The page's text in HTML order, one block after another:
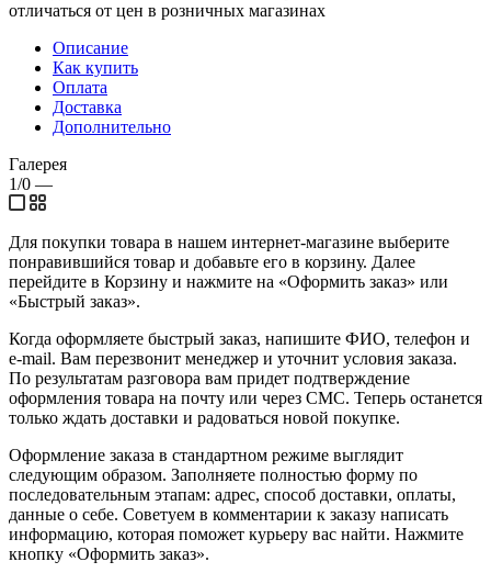
отличаться от цен в розничных магазинах
Описание
Как купить
Оплата
Доставка
Дополнительно
Галерея
1/0 —
Для покупки товара в нашем интернет-магазине выберите
понравившийся товар и добавьте его в корзину. Далее
перейдите в Корзину и нажмите на «Оформить заказ» или
«Быстрый заказ».
Когда оформляете быстрый заказ, напишите ФИО, телефон и
e-mail. Вам перезвонит менеджер и уточнит условия заказа.
По результатам разговора вам придет подтверждение
оформления товара на почту или через СМС. Теперь останется
только ждать доставки и радоваться новой покупке.
Оформление заказа в стандартном режиме выглядит
следующим образом. Заполняете полностью форму по
последовательным этапам: адрес, способ доставки, оплаты,
данные о себе. Советуем в комментарии к заказу написать
информацию, которая поможет курьеру вас найти. Нажмите
кнопку «Оформить заказ».